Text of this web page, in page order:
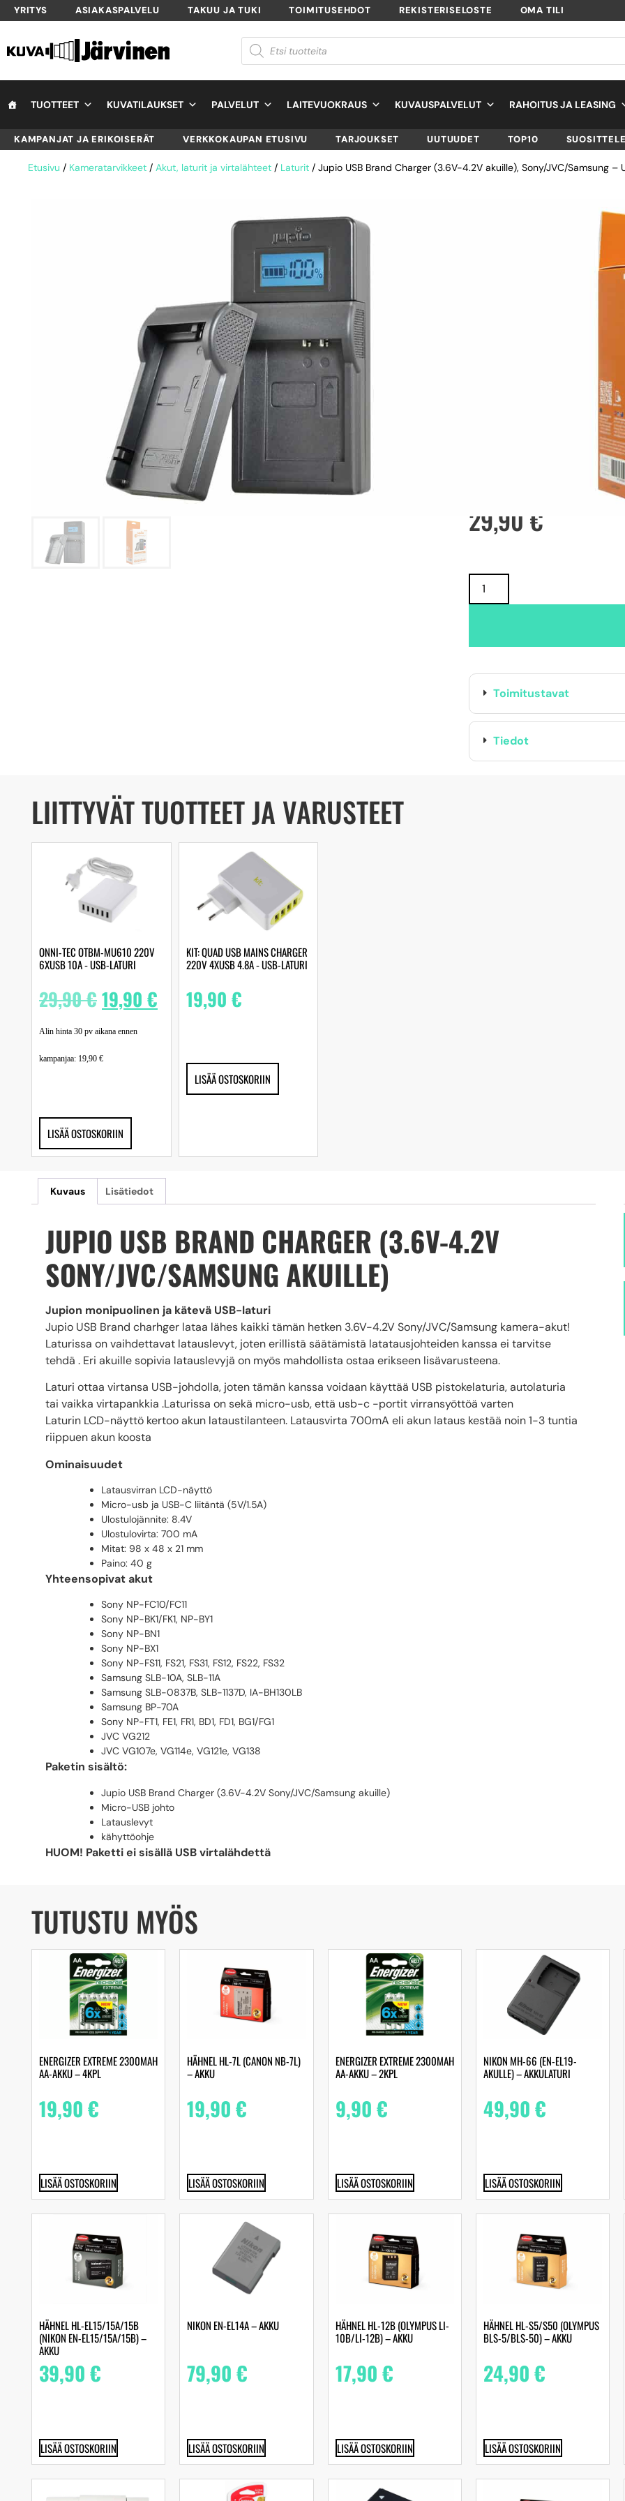
YRITYS ASIAKASPALVELU TAKUU JA TUKI TOIMITUSEHDOT REKISTERISELOSTE OMA TILI
TUOTTEET KUVATILAUKSET PALVELUT LAITEVUOKRAUS KUVAUSPALVELUT RAHOITUS JA LEASING
KAMPANJAT JA ERIKOISERÄT VERKKOKAUPAN ETUSIVU TARJOUKSET UUTUUDET TOP10
Etusivu / Kameratarvikkeet / Akut, laturit ja virtalähteet / Laturit / Jupio USB Brand Charger (3.6V-4.2V akuille), Sony/JVC/Samsung –
JUPIO USB
CHARGER (3.6V-
SONY/JVC/
Maahantuojan varasto:
29,90 €
Toimitustavat
Tiedot
LIITTYVÄT TUOTTEET JA VARUSTEET
ONNI-TEC OTBM-MU610 220V
6XUSB 10A ‐ USB-LATURI
29,90€19,90 €
Alin hinta 30 pv aikana ennen
kampanjaa: 19,90 €
LISÄÄ OSTOSKORIIN
KIT: QUAD USB MAINS CHARGER
220V 4XUSB 4.8A ‐ USB-LATURI
19,90 €
LISÄÄ OSTOSKORIIN
Kuvaus Lisätiedot
JUPIO USB BRAND CHARGER (3.6V-4.2V
SONY/JVC/SAMSUNG AKUILLE)
Jupion monipuolinen ja kätevä USB-laturi
Jupio USB Brand charhger lataa lähes kaikki tämän hetken 3.6V-4.2V Sony/JVC/Samsung kamera-akut!
Laturissa on vaihdettavat latauslevyt, joten erillistä säätämistä latatausjohteiden kanssa ei tarvitse
tehdä . Eri akuille sopivia latauslevyjä on myös mahdollista ostaa erikseen lisävarusteena.
Laturi ottaa virtansa USB-johdolla, joten tämän kanssa voidaan käyttää USB pistokelaturia, autolaturia
tai vaikka virtapankkia .Laturissa on sekä micro-usb, että usb-c -portit virransyöttöä varten
Laturin LCD-näyttö kertoo akun lataustilanteen. Latausvirta 700mA eli akun lataus kestää noin 1-3 tuntia
riippuen akun koosta
Ominaisuudet
Latausvirran LCD-näyttö
Micro-usb ja USB-C liitäntä (5V/1.5A)
Ulostulojännite: 8.4V
Ulostulovirta: 700 mA
Mitat: 98 x 48 x 21 mm
Paino: 40 g
Yhteensopivat akut
Sony NP-FC10/FC11
Sony NP-BK1/FK1, NP-BY1
Sony NP-BN1
Sony NP-BX1
Sony NP-FS11, FS21, FS31, FS12, FS22, FS32
Samsung SLB-10A, SLB-11A
Samsung SLB-0837B, SLB-1137D, IA-BH130LB
Samsung BP-70A
Sony NP-FT1, FE1, FR1, BD1, FD1, BG1/FG1
JVC VG212
JVC VG107e, VG114e, VG121e, VG138
Paketin sisältö:
Jupio USB Brand Charger (3.6V-4.2V Sony/JVC/Samsung akuille)
Micro-USB johto
Latauslevyt
kähyttöohje
HUOM! Paketti ei sisällä USB virtalähdettä
TUTUSTU MYÖS
ENERGIZER EXTREME 2300MAH
AA-AKKU – 4KPL
19,90€
LISÄÄ OSTOSKORIIN
HÄHNEL HL-7L (CANON NB-7L)
– AKKU
19,90€
LISÄÄ OSTOSKORIIN
ENERGIZER EXTREME 2300MAH
AA-AKKU – 2KPL
9,90€
LISÄÄ OSTOSKORIIN
NIKON MH-66 (EN-EL19-
AKULLE) – AKKULATURI
49,90€
LISÄÄ OSTOSKORIIN
HÄHNEL HL-EL15/15A/15B
(NIKON EN-EL15/15A/15B) –
AKKU
39,90€
LISÄÄ OSTOSKORIIN
NIKON EN-EL14A – AKKU
79,90€
LISÄÄ OSTOSKORIIN
HÄHNEL HL-12B (OLYMPUS LI-
10B/LI-12B) – AKKU
17,90€
LISÄÄ OSTOSKORIIN
HÄHNEL HL-S5/S50 (OLYMPUS
BLS-5/BLS-50) – AKKU
24,90€
LISÄÄ OSTOSKORIIN